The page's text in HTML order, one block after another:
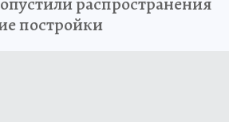
постройки